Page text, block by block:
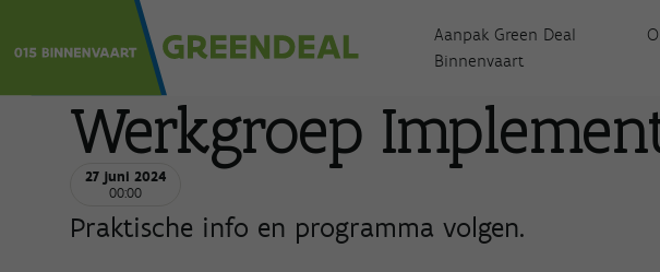
Aanpak Green Deal
Binnenvaart
Werkgroep
27 juni 2024
00:00
Praktische info en programma volgen.